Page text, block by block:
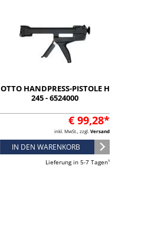
OTTO HANDPRESS-PISTOLE H
245 - 6524000
€ 99,28*
inkl. MwSt., zzgl. Versand
IN DEN WARENKORB
Lieferung in 5-7 Tagen¹